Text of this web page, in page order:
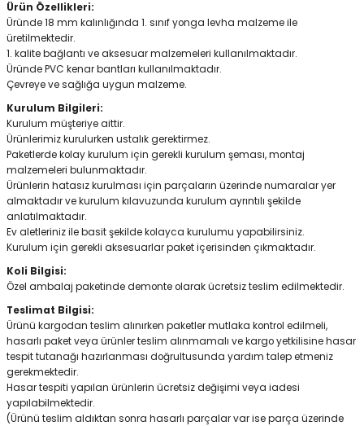
Ürün Özellikleri:
Üründe 18 mm kalınlığında 1. sınıf yonga levha malzeme ile
üretilmektedir.
1. kalite bağlantı ve aksesuar malzemeleri kullanılmaktadır.
Üründe PVC kenar bantları kullanılmaktadır.
Çevreye ve sağlığa uygun malzeme.
Kurulum Bilgileri:
Kurulum müşteriye aittir.
Ürünlerimiz kurulurken ustalık gerektirmez.
Paketlerde kolay kurulum için gerekli kurulum şeması, montaj
malzemeleri bulunmaktadır.
Ürünlerin hatasız kurulması için parçaların üzerinde numaralar yer
almaktadır ve kurulum kılavuzunda kurulum ayrıntılı şekilde
anlatılmaktadır.
Ev aletleriniz ile basit şekilde kolayca kurulumu yapabilirsiniz.
Kurulum için gerekli aksesuarlar paket içerisinden çıkmaktadır.
Koli Bilgisi:
Özel ambalaj paketinde demonte olarak ücretsiz teslim edilmektedir.
Teslimat Bilgisi:
Ürünü kargodan teslim alınırken paketler mutlaka kontrol edilmeli,
hasarlı paket veya ürünler teslim alınmamalı ve kargo yetkilisine hasar
tespit tutanağı hazırlanması doğrultusunda yardım talep etmeniz
gerekmektedir.
Hasar tespiti yapılan ürünlerin ücretsiz değişimi veya iadesi
yapılabilmektedir.
(Ürünü teslim aldıktan sonra hasarlı parçalar var ise parça üzerinde